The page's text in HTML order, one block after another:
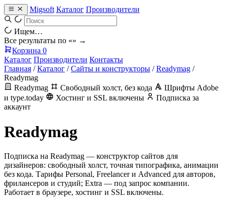
Migsoft Каталог Производители
Ищем…
Все результаты по «» →
Корзина 0
Каталог Производители Контакты
Главная / Каталог / Сайты и конструкторы / Readymag /
Readymag
Readymag
Свободный холст, без кода
Шрифты Adobe
и type.today
Хостинг и SSL включены
Подписка за
аккаунт
Readymag
Подписка на Readymag — конструктор сайтов для
дизайнеров: свободный холст, точная типографика, анимации
без кода. Тарифы Personal, Freelancer и Advanced для авторов,
фрилансеров и студий; Extra — под запрос компании.
Работает в браузере, хостинг и SSL включены.